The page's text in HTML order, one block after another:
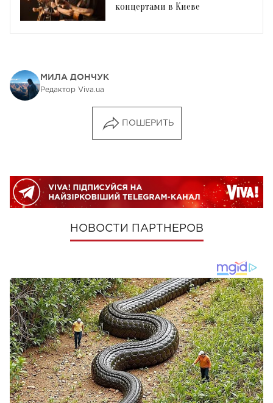
концертами в Киеве
МИЛА ДОНЧУК
Редактор Viva.ua
ПОШЕРИТЬ
НОВОСТИ ПАРТНЕРОВ